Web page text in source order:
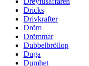
Dricks
Drivkrafter
Dröm
Drömmar
Dubbelbröllop
Duga
Dumhet